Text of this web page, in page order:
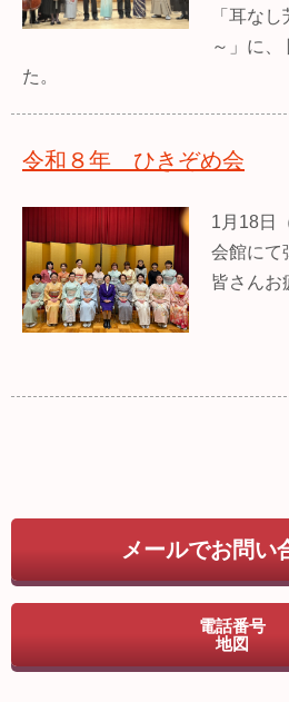
「耳な
～」に、
た。
令和８年 ひきぞめ会
1月18日
会館にて
皆さんお
メールでお問い
電話番号
地図